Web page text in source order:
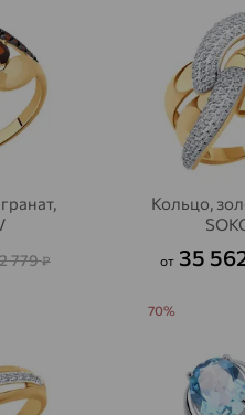
779₽
Кольцо,
от 35
70%